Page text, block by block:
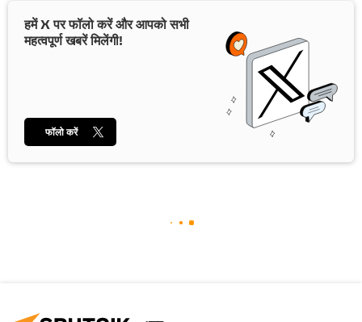
हमें X पर फॉलो करें और आपको सभी
महत्वपूर्ण खबरें मिलेंगी!
फॉलो करें